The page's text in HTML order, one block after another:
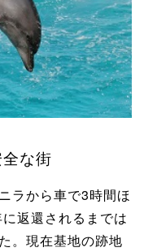
な街
ラから車で3時間ほ
返還されるまでは
。現在基地の跡地